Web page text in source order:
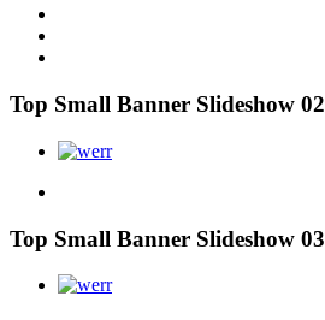
Top Small Banner Slideshow 02
Top Small Banner Slideshow 03